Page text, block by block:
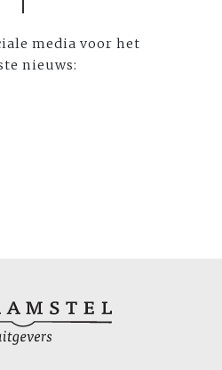
media voor het
nieuws: